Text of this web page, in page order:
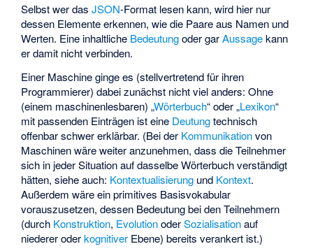
Selbst wer dasJSON-Format lesen kann, wird hier nur
dessen Elemente erkennen, wie die Paare aus Namen und
Werten. Eine inhaltliche Bedeutungoder garAussagekann
er damit nicht verbinden.
Einer Maschine ginge es (stellvertretend für ihren
Programmierer) dabei zunächst nicht viel anders: Ohne
(einem maschinenlesbaren) „Wörterbuch“ oder „Lexikon“
mit passenden Einträgen ist eine Deutungtechnisch
offenbar schwer erklärbar. (Bei der Kommunikationvon
Maschinen wäre weiter anzunehmen, dass die Teilnehmer
sich in jeder Situation auf dasselbe Wörterbuch verständigt
hätten, siehe auch: Kontextualisierung und Kontext.
Außerdem wäre ein primitives Basisvokabular
vorauszusetzen, dessen Bedeutung bei den Teilnehmern
(durch Konstruktion, EvolutionoderSozialisationauf
niederer oderkognitiver Ebene) bereits verankert ist.)